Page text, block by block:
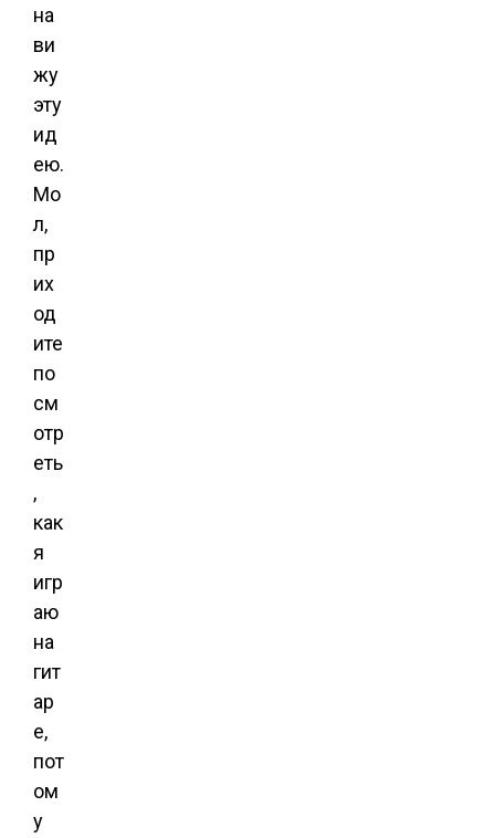
на
ви
жу
эту
ид
ею.
Мо
л,
пр
их
од
ите
по
см
отр
еть
,
как
я
игр
аю
на
гит
ар
е,
пот
ом
у